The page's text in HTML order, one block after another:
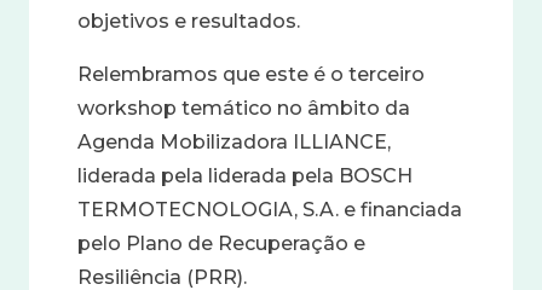
objetivos e resultados.
Relembramos que este é o terceiro
workshop temático no âmbito da
Agenda Mobilizadora ILLIANCE,
liderada pela liderada pela BOSCH
TERMOTECNOLOGIA, S.A. e financiada
pelo Plano de Recuperação e
Resiliência (PRR).